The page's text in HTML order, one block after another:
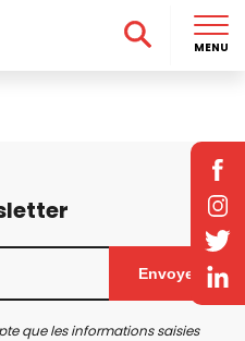
Envoyer
que les informations saisies
MENU